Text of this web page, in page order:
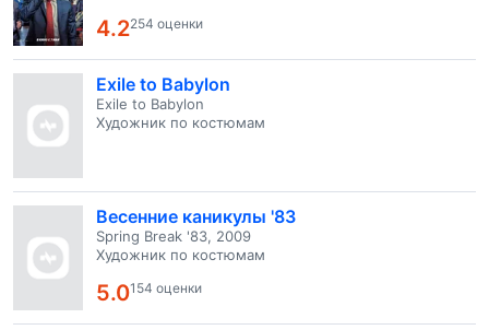
4.2254 оценки
Exile to Babylon
Exile to Babylon
Художник по костюмам
Весенние каникулы '83
Spring Break '83, 2009
Художник по костюмам
5.0154 оценки